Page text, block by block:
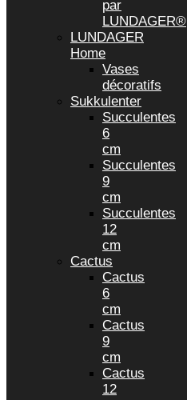
par
LUNDAGER®
LUNDAGER
Home
Vases
décoratifs
Sukkulenter
Succulentes
6
cm
Succulentes
9
cm
Succulentes
12
cm
Cactus
Cactus
6
cm
Cactus
9
cm
Cactus
12